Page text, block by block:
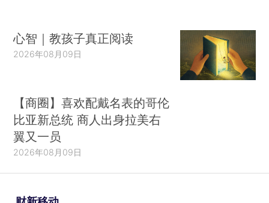
心智｜教孩子真正阅读
2026年08月09日
【商圈】喜欢配戴名表的哥伦
比亚新总统 商人出身拉美右
翼又一员
2026年08月09日